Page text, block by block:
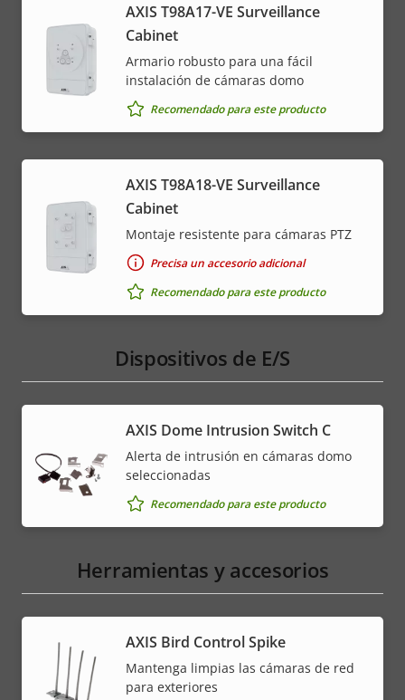
AXIS T98A17-VE Surveillance
Cabinet
Armario robusto para una fácil
instalación de cámaras domo
Recomendado para este producto
AXIS T98A18-VE Surveillance
Cabinet
Montaje resistente para cámaras PTZ
Precisa un accesorio adicional
Recomendado para este producto
Dispositivos de E/S
AXIS Dome Intrusion Switch C
Alerta de intrusión en cámaras domo
seleccionadas
Recomendado para este producto
Herramientas y accesorios
AXIS Bird Control Spike
Mantenga limpias las cámaras de red
para exteriores